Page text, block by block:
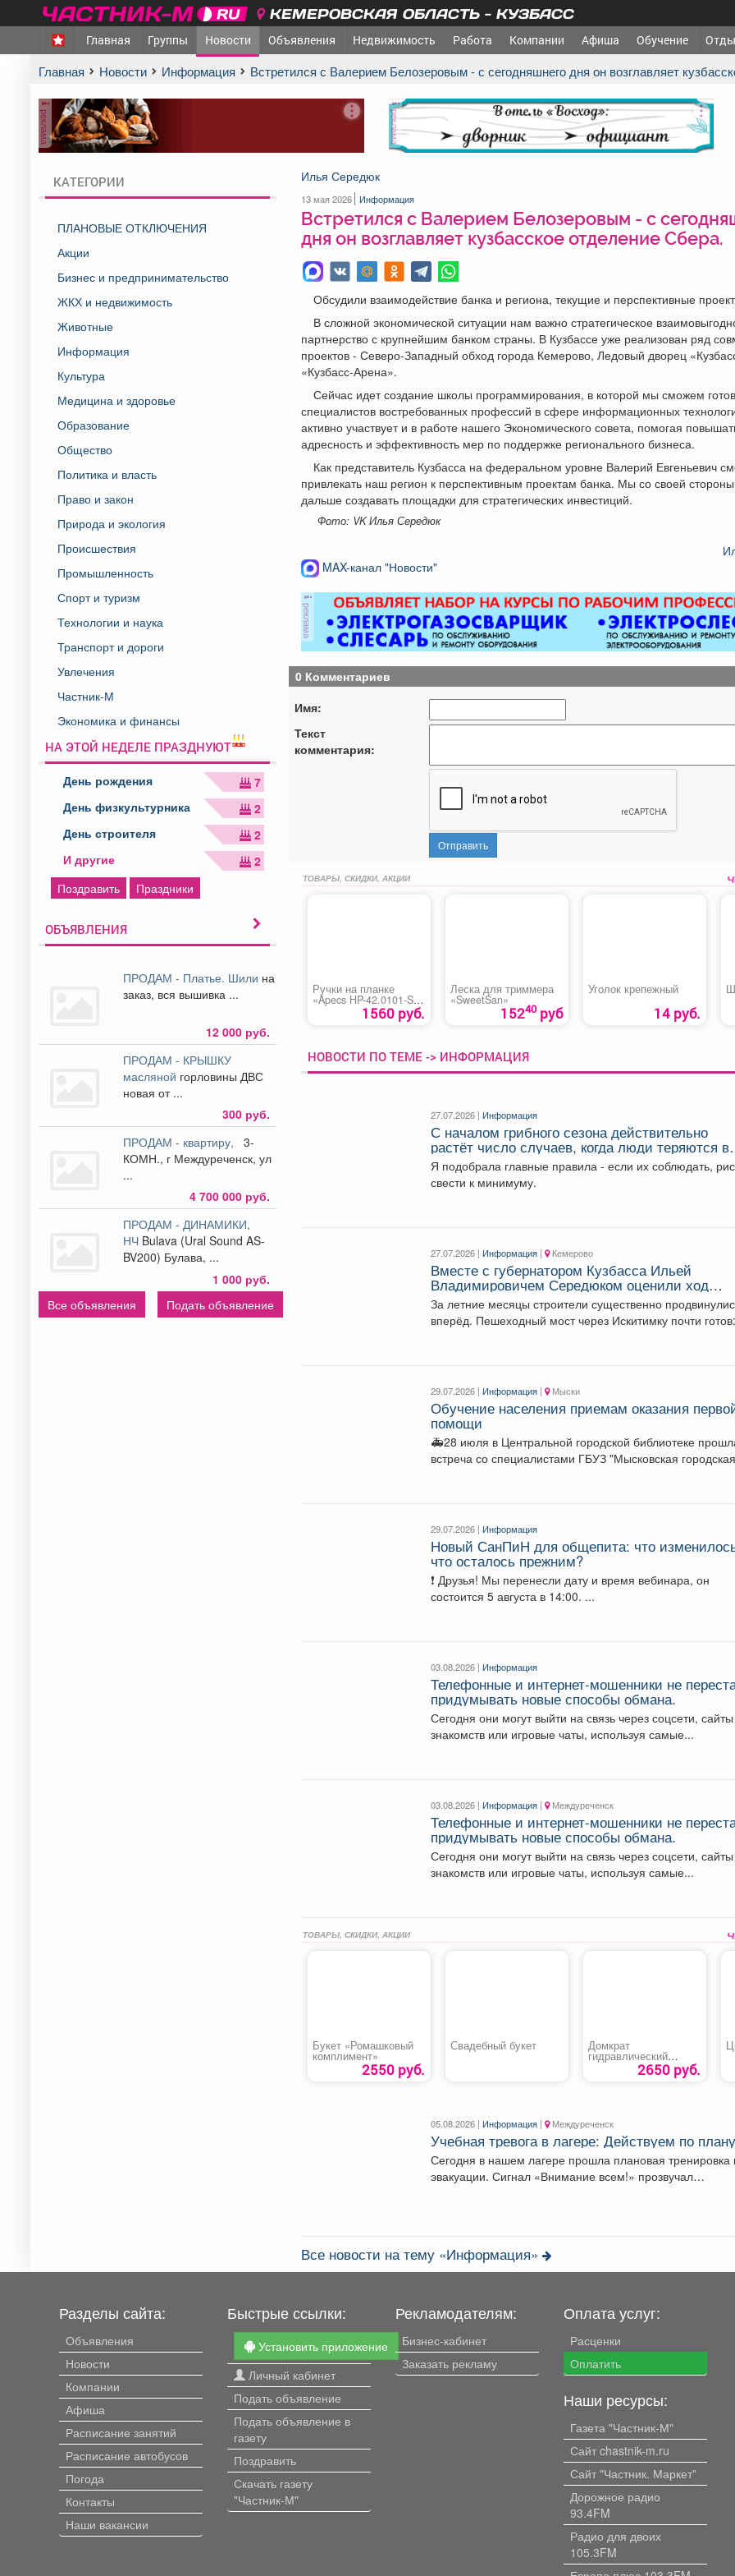
КЕМЕРОВСКАЯ ОБЛАСТЬ - КУЗБАСС
Главная Группы Новости Объявления Недвижимость Работа Компании Афиша Обучение
Главная Новости Информация Встретился с Валерием Белозеровым - с сегодняшнего дня он возглавляет
реклама реклама
КАТЕГОРИИ
ПЛАНОВЫЕ ОТКЛЮЧЕНИЯ
Акции
Бизнес и предпринимательство
ЖКХ и недвижимость
Животные
Информация
Культура
Медицина и здоровье
Образование
Общество
Политика и власть
Право и закон
Природа и экология
Происшествия
Промышленность
Спорт и туризм
Технологии и наука
Транспорт и дороги
Увлечения
Частник-М
Экономика и финансы
НА ЭТОЙ НЕДЕЛЕ ПРАЗДНУЮТ
День рождения
7
День физкультурника
2
День строителя
2
И другие
2
Поздравить
Праздники
ОБЪЯВЛЕНИЯ
ПРОДАМ - Платье. Шили на
заказ, вся вышивка ...
12 000 руб.
ПРОДАМ - КРЫШКУ
масляной горловины ДВС
новая от ...
300 руб.
ПРОДАМ - квартиру,
3-
КОМН., г Междуреченск, ул
...
4 700 000 руб.
ПРОДАМ - ДИНАМИКИ,
НЧ Bulava (Ural Sound AS-
BV200) Булава, ...
1 000 руб.
Все объявления
Подать объявление
Илья Середюк
13 мая 2026 Информация
Встретился с Валерием Белозеровым - с
дня он возглавляет кузбасское отделение Сбера.
Обсудили взаимодействие банка и региона, текущие и перспективные
В сложной экономической ситуации нам важно стратегическое
партнерство с крупнейшим банком страны. В Кузбассе уже реализован ряд
проектов - Северо-Западный обход города Кемерово, Ледовый дворец
«Кузбасс-Арена».
Сейчас идет создание школы программирования, в которой мы сможем
специалистов востребованных профессий в сфере информационных
активно участвует и в работе нашего Экономического совета, помогая
адресность и эффективность мер по поддержке регионального бизнеса.
Как представитель Кузбасса на федеральном уровне Валерий Евгеньевич
привлекать наш регион к перспективным проектам банка. Мы со своей
дальше создавать площадки для стратегических инвестиций.
Фото: VK Илья Середюк
MAX-канал "Новости"
реклама
0 Комментариев
Имя:
Текст
комментария:
Отправить
ТОВАРЫ, СКИДКИ, АКЦИИ
Ручки на планке
«Apecs HP-42.0101-S-
C-G-L»(Р-001GL)1560 руб.
Леска для триммера
«SweetSan»
15240руб
Уголок крепежный
14 руб.
НОВОСТИ ПО ТЕМЕ -> ИНФОРМАЦИЯ
27.07.2026 | Информация
С началом грибного сезона действительно
растёт число случаев, когда люди теряются в
лесу.
Я подобрала главные правила - если их соблюдать,
свести к минимуму.
27.07.2026 | Информация | Кемерово
Вместе с губернатором Кузбасса Ильей
Владимировичем Середюком оценили ход
строительства наших новых знаковых обьектов
центре города Кемерово
За летние месяцы строители существенно
вперёд. Пешеходный мост через Искитимку почти готов:
29.07.2026 | Информация | Мыски
Обучение населения приемам оказания
помощи
🚑28 июля в Центральной городской библиотеке
встреча со специалистами ГБУЗ "Мысковская городская
29.07.2026 | Информация
Новый СанПиН для общепита: что
что осталось прежним?
❗ Друзья! Мы перенесли дату и время вебинара, он
состоится 5 августа в 14:00. ...
03.08.2026 | Информация
Телефонные и интернет-мошенники не
придумывать новые способы обмана.
Сегодня они могут выйти на связь через соцсети, сайты
знакомств или игровые чаты, используя самые...
03.08.2026 | Информация | Междуреченск
Телефонные и интернет-мошенники не
придумывать новые способы обмана.
Сегодня они могут выйти на связь через соцсети, сайты
знакомств или игровые чаты, используя самые...
ТОВАРЫ, СКИДКИ, АКЦИИ
Букет «Ромашковый
комплимент»
2550 руб.
Свадебный букет Домкрат
гидравлический
бутылочный «STELS
2650 руб.
05.08.2026 | Информация | Междуреченск
Учебная тревога в лагере: Действуем по
Сегодня в нашем лагере прошла плановая тренировка
эвакуации. Сигнал «Внимание всем!» прозвучал
Все новости на тему «Информация»
Разделы сайта:
Объявления
Новости
Компании
Афиша
Расписание занятий
Расписание автобусов
Погода
Контакты
Наши вакансии
Быстрые ссылки:
Установить приложение
Личный кабинет
Подать объявление
Подать объявление в
газету
Поздравить
Скачать газету
"Частник-М"
Рекламодателям:
Бизнес-кабинет
Заказать рекламу
Оплата услуг:
Расценки
Оплатить
Наши ресурсы:
Газета "Частник-М"
Сайт chastnik-m.ru
Сайт "Частник. Маркет"
Дорожное радио
93.4FM
Радио для двоих
105.3FM